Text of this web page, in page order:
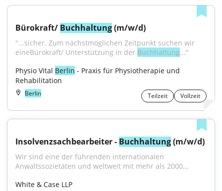
Bürokraft/ Buchhaltung (m/w/d)
"...sicher. Zum nächstmöglichen Zeitpunkt suchen wir
eineBürokraft/ Unterstützung in der Buchhaltung..."
Physio Vital Berlin - Praxis für Physiotherapie und
Rehabilitation
Berlin Teilzeit Vollzeit
Insolvenzsachbearbeiter - Buchhaltung (m/w/d)
Wir sind eine der führenden internationalen
Anwaltssozietäten und weltweit mit mehr als 2000...
White & Case LLP